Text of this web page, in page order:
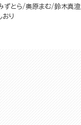
ずとら
奥原まむ 鈴木真澄
おり